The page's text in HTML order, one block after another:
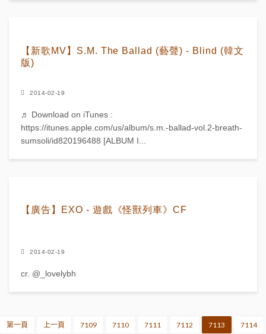
【新歌MV】S.M. The Ballad (藝聲) - Blind (韓文
版)
2014-02-19
♬ Download on iTunes :
https://itunes.apple.com/us/album/s.m.-ballad-vol.2-breath-
sumsoli/id820196488 [ALBUM I...
【廣告】EXO - 遊戲《怪獸列車》CF
2014-02-19
cr. @_lovelybh
第一頁 上一頁 7109 7110 7111 7112 7113 7114